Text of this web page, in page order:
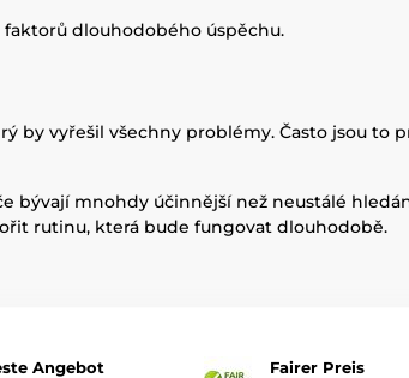
dlouhodobého úspěchu.
by vyřešil všechny problémy. Často jsou to
bývají mnohdy účinnější než neustálé
rutinu, která bude fungovat dlouhodobě.
Angebot
Fairer Preis